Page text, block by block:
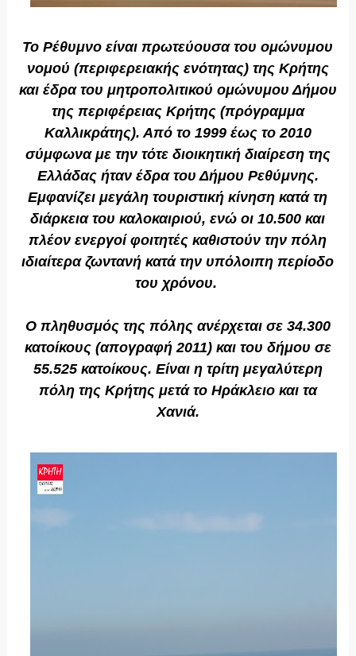
Το Ρέθυμνο είναι πρωτεύουσα του ομώνυμου
νομού (περιφερειακής ενότητας) της Κρήτης
και έδρα του μητροπολιτικού ομώνυμου Δήμου
της περιφέρειας Κρήτης (πρόγραμμα
Καλλικράτης). Από το 1999 έως το 2010
σύμφωνα με την τότε διοικητική διαίρεση της
Ελλάδας ήταν έδρα του Δήμου Ρεθύμνης.
Εμφανίζει μεγάλη τουριστική κίνηση κατά τη
διάρκεια του καλοκαιριού, ενώ οι 10.500 και
πλέον ενεργοί φοιτητές καθιστούν την πόλη
ιδιαίτερα ζωντανή κατά την υπόλοιπη περίοδο
του χρόνου.
Ο πληθυσμός της πόλης ανέρχεται σε 34.300
κατοίκους (απογραφή 2011) και του δήμου σε
55.525 κατοίκους. Είναι η τρίτη μεγαλύτερη
πόλη της Κρήτης μετά το Ηράκλειο και τα
Χανιά.